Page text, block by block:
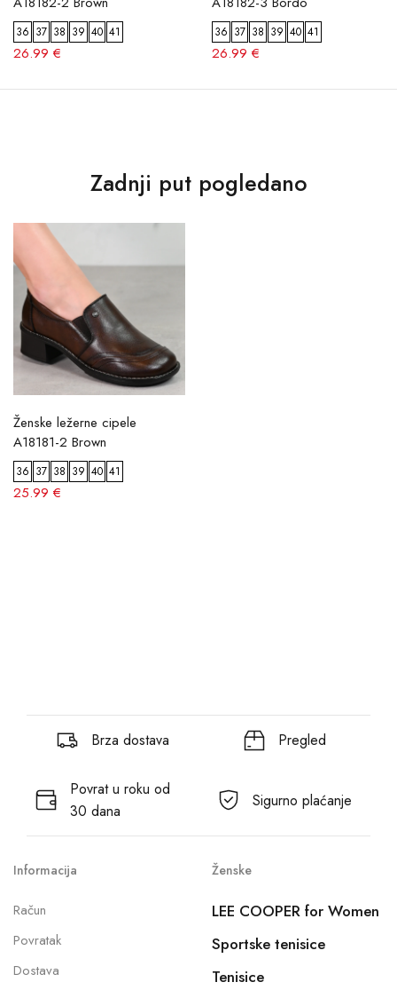
36 37 38 39 40 41
26.99 €
36 37 38 39 40 41
26.99 €
Zadnji put pogledano
Ženske ležerne cipele
A18181-2 Brown
36 37 38 39 40 41
25.99 €
Brza dostava Pregled
Povrat u roku od
30 dana
Sigurno plaćanje
Informacija
Račun
Povratak
Dostava
Ženske
LEE COOPER for Women
Sportske tenisice
Tenisice